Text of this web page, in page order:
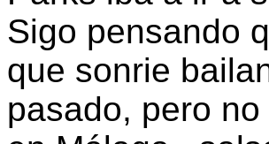
Sigo pensando
que sonrie
pasado, pero